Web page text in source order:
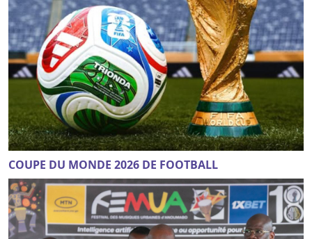
COUPE DU MONDE 2026 DE FOOTBALL